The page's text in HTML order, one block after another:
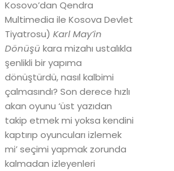
Kosovo’dan Qendra
Multimedia ile Kosova Devlet
Tiyatrosu) Karl May’in
Dönüşü kara mizahı ustalıkla
şenlikli bir yapıma
dönüştürdü, nasıl kalbimi
çalmasındı? Son derece hızlı
akan oyunu ‘üst yazıdan
takip etmek mi yoksa kendini
kaptırıp oyuncuları izlemek
mi’ seçimi yapmak zorunda
kalmadan izleyenleri